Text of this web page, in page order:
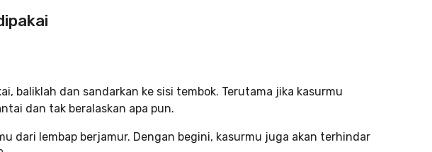
baliklah dan sandarkan ke sisi tembok. Terutama jika kasurmu
dan tak beralaskan apa pun.
dari lembap berjamur. Dengan begini, kasurmu juga akan terhindar